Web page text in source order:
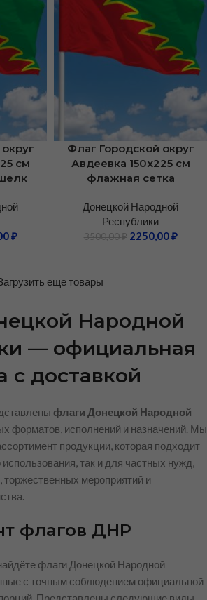
см
₽
Флаг Городской округ
Авдеевка 150х225 см
флажная сетка
Донецкой Народной
Республики
3500,00₽ 2250,00₽
еще товары
Народной
— официальная
с доставкой
флаги Донецкой Народной
форматов, исполнений и назначений. Мы
продукции, которая подходит
так и для частных нужд,
торжественных мероприятий и
флагов ДНР
флаги Донецкой Народной
с точным соблюдением официальной